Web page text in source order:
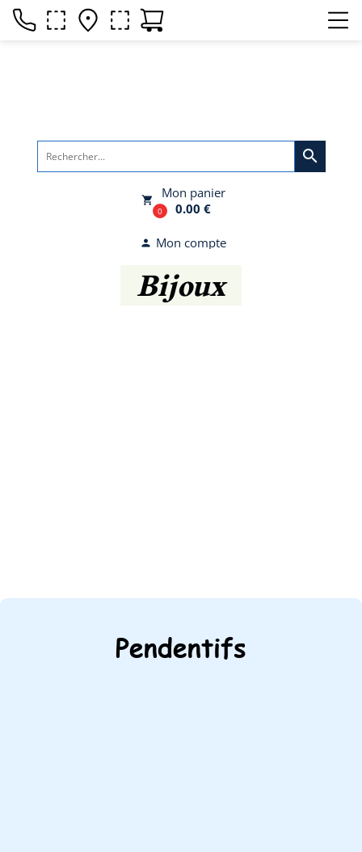
search
local_grocery_store
0
Mon panier
0.00 €
person Mon compte
Bijoux
Pendentifs